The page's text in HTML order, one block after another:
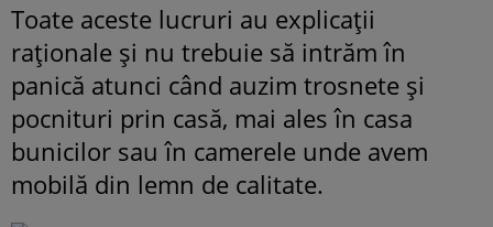
Toate aceste lucruri au explicații
raționale și nu trebuie să intrăm în
panică atunci când auzim trosnete și
pocnituri prin casă, mai ales în casa
bunicilor sau în camerele unde avem
mobilă din lemn de calitate.